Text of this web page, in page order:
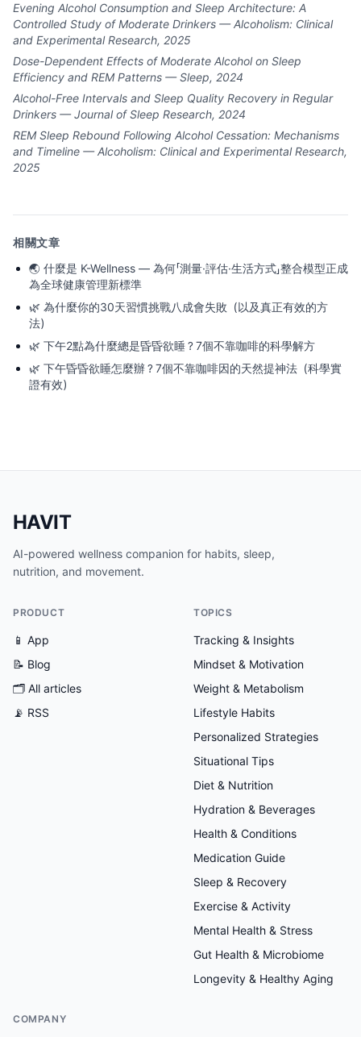
Evening Alcohol Consumption and Sleep Architecture: A
Controlled Study of Moderate Drinkers — Alcoholism: Clinical
and Experimental Research, 2025
Dose-Dependent Effects of Moderate Alcohol on Sleep
Efficiency and REM Patterns — Sleep, 2024
Alcohol-Free Intervals and Sleep Quality Recovery in Regular
Drinkers — Journal of Sleep Research, 2024
REM Sleep Rebound Following Alcohol Cessation: Mechanisms
and Timeline — Alcoholism: Clinical and Experimental Research,
2025
相關文章
🌏 什麼是 K-Wellness — 為何「測量·評估·生活方式」整合模型正成
為全球健康管理新標準
🌿 為什麼你的30天習慣挑戰八成會失敗（以及真正有效的方
法）
🌿 下午2點為什麼總是昏昏欲睡？7個不靠咖啡的科學解方
🌿 下午昏昏欲睡怎麼辦？7個不靠咖啡因的天然提神法（科學實
證有效）
HAVIT
AI-powered wellness companion for habits, sleep,
nutrition, and movement.
PRODUCT
📱 App
📝 Blog
🗂 All articles
📡 RSS
TOPICS
Tracking & Insights
Mindset & Motivation
Weight & Metabolism
Lifestyle Habits
Personalized Strategies
Situational Tips
Diet & Nutrition
Hydration & Beverages
Health & Conditions
Medication Guide
Sleep & Recovery
Exercise & Activity
Mental Health & Stress
Gut Health & Microbiome
Longevity & Healthy Aging
COMPANY